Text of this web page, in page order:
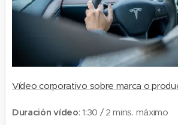
Vídeo corporativo sobre marca o
Duración vídeo: 1:30 / 2 mins. máximo